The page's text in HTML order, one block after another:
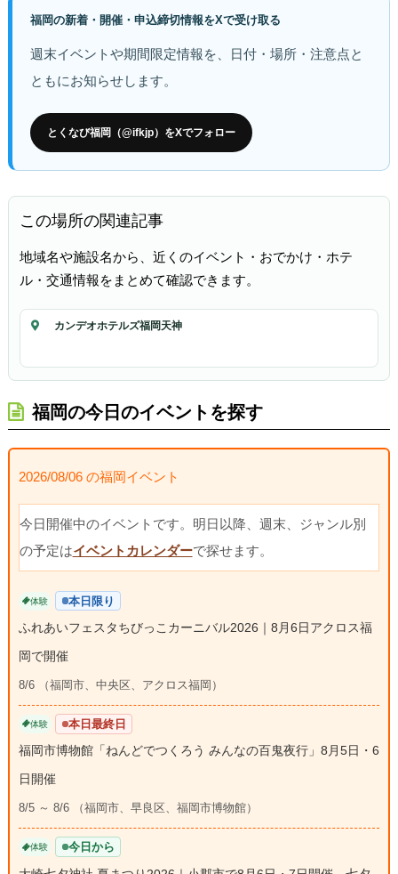
福岡の新着・開催・申込締切情報をXで受け取る
週末イベントや期間限定情報を、日付・場所・注意点と
ともにお知らせします。
とくなび福岡（@ifkjp）をXでフォロー
この場所の関連記事
地域名や施設名から、近くのイベント・おでかけ・ホテ
ル・交通情報をまとめて確認できます。
カンデオホテルズ福岡天神
福岡の今日のイベントを探す
2026/08/06 の福岡イベント
今日開催中のイベントです。明日以降、週末、ジャンル別
の予定はイベントカレンダーで探せます。
体験 本日限り
ふれあいフェスタちびっこカーニバル2026｜8月6日アクロス福
岡で開催
8/6 （福岡市、中央区、アクロス福岡）
体験 本日最終日
福岡市博物館「ねんどでつくろう みんなの百鬼夜行」8月5日・6
日開催
8/5 ～ 8/6 （福岡市、早良区、福岡市博物館）
体験 今日から